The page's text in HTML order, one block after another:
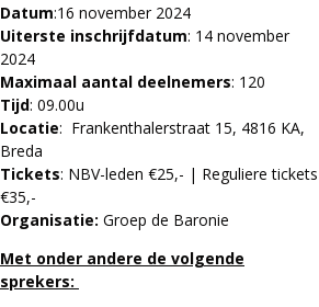
Datum:16 november 2024
Uiterste inschrijfdatum: 14 november
2024
Maximaal aantal deelnemers: 120
Tijd: 09.00u
Locatie: Frankenthalerstraat 15, 4816 KA,
Breda
Tickets: NBV-leden €25,- | Reguliere tickets
€35,-
Organisatie: Groep de Baronie
Met onder andere de volgende
sprekers: